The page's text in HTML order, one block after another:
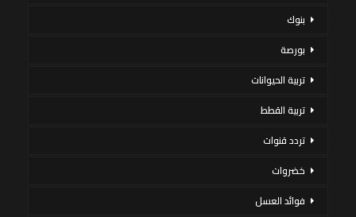
بنوك
بورصة
تربية الحيوانات
تربية القطط
تردد قنوات
خضروات
فوائد العسل